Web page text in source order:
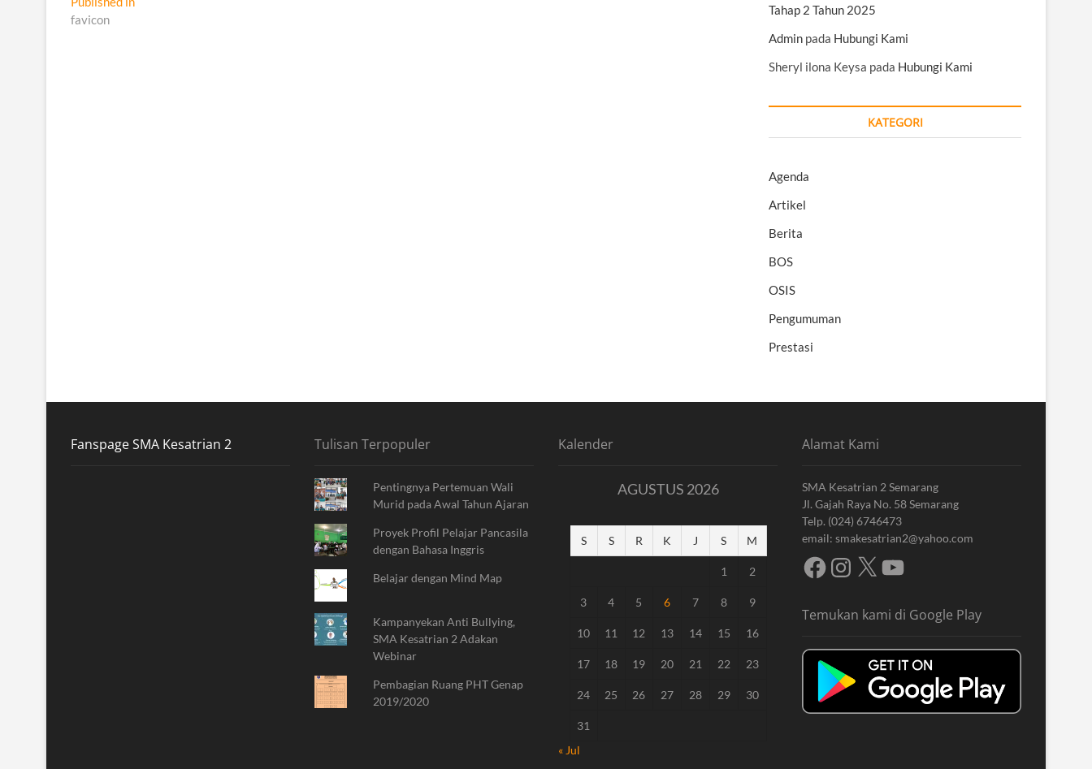
pos
favicon
Tahap 2 Tahun 2025
Admin pada Hubungi Kami
Sheryl ilona Keysa pada Hubungi Kami
KATEGORI
Agenda
Artikel
Berita
BOS
OSIS
Pengumuman
Prestasi
Fanspage SMA Kesatrian 2 Tulisan Terpopuler
Pentingnya Pertemuan Wali
Murid pada Awal Tahun Ajaran
Proyek Profil Pelajar Pancasila
dengan Bahasa Inggris
Belajar dengan Mind Map
Kampanyekan Anti Bullying,
SMA Kesatrian 2 Adakan
Webinar
Pembagian Ruang PHT Genap
2019/2020
Kalender
AGUSTUS 2026
S S R K J S M
1 2
3 4 5 6 7 8 9
10 11 12 13 14 15 16
17 18 19 20 21 22 23
24 25 26 27 28 29 30
31
« Jul
Alamat Kami
SMA Kesatrian 2 Semarang
Jl. Gajah Raya No. 58 Semarang
Telp. (024) 6746473
email: smakesatrian2@yahoo.com
FacebookInstagram
X YouTube
Temukan kami di Google Play